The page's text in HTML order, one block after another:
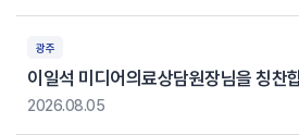
광주
이일석 미디어의료상담원장님을 칭찬
2026.08.05